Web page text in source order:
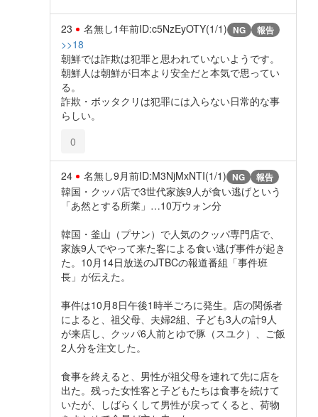
23 名無し1年前ID:c5NzEyOTY(1/1) NG 報告
>>18
朝鮮では詐欺は犯罪と思われていないようです。
朝鮮人は朝鮮が日本より安全だと本気で思ってい
る。
詐欺・ボッタクリは犯罪には入らない日常的な事
らしい。
0
24 名無し9月前ID:M3NjMxNTI(1/1) NG 報告
韓国・クッパ店で3世代家族9人が食い逃げという
「あ然とする所業」…10万ウォン分
韓国・釜山（プサン）で人気のクッパ専門店で、
家族9人でやって来た客による食い逃げ事件が起き
た。10月14日放送のJTBCの報道番組「事件班
長」が伝えた。
事件は10月8日午後1時半ごろに発生。店の関係者
によると、祖父母、夫婦2組、子ども3人の計9人
が来店し、クッパ6人前とゆで豚（スユク）、ご飯
2人分を注文した。
食事を終えると、男性が祖父母を連れて先に店を
出た。残った女性客と子どもたちは食事を続けて
いたが、しばらくして男性が戻ってくると、荷物